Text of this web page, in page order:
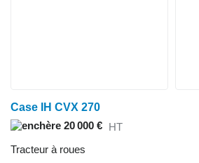
Case IH CVX 270
20 000 € HT
Tracteur à roues